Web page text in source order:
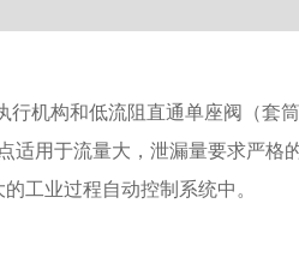
机构和低流阻直通单座阀（套
用于流量大，泄漏量要求严格
工业过程自动控制系统中。